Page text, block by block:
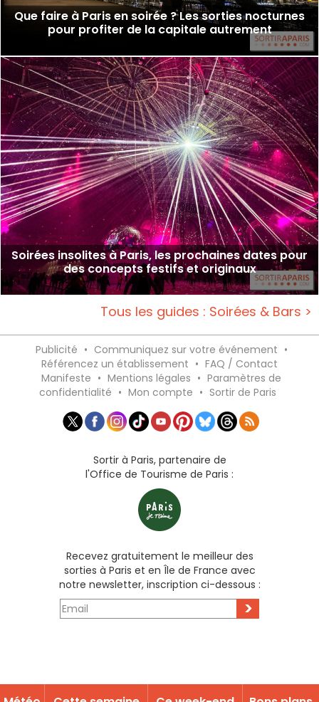
Que faire à Paris en soirée ? Les sorties nocturnes
pour profiter de la capitale autrement
Soirées insolites à Paris, les prochaines dates pour
des concepts festifs et originaux
Tous les guides : Soirées & Bars >
Publicité • Communiquez sur votre événement •
Référencez un établissement • FAQ / Contact
Manifeste • Mentions légales • Paramètres de
confidentialité • Mon compte • Sortir de Paris
Sortir à Paris, partenaire de
l'Office de Tourisme de Paris :
Recevez gratuitement le meilleur des
sorties à Paris et en Île de France avec
notre newsletter, inscription ci-dessous :
>